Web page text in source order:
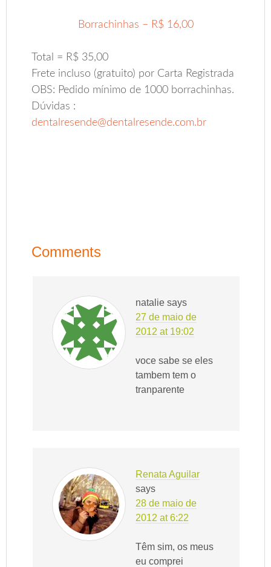
Borrachinhas – R$ 16,00
Total = R$ 35,00
Frete incluso (gratuito) por Carta Registrada
OBS: Pedido mínimo de 1000 borrachinhas.
Dúvidas :
dentalresende@dentalresende.com.br
Comments
natalie says
27 de maio de
2012 at 19:02
voce sabe se eles
tambem tem o
tranparente
Renata Aguilar
says
28 de maio de
2012 at 6:22
Têm sim, os meus
eu comprei